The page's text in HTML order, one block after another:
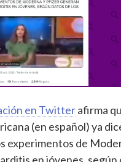
en Twitterafirma
(en español) ya
experimentos de
en jóvenes, según